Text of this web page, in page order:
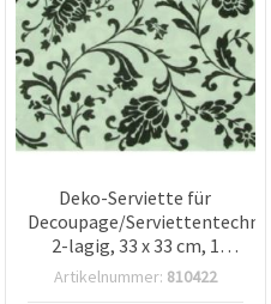
Deko-Serviette für
Decoupage/
2-lagig, 33 x 33 cm, 1
Stück, sortiert
Artikelnummer: 810422